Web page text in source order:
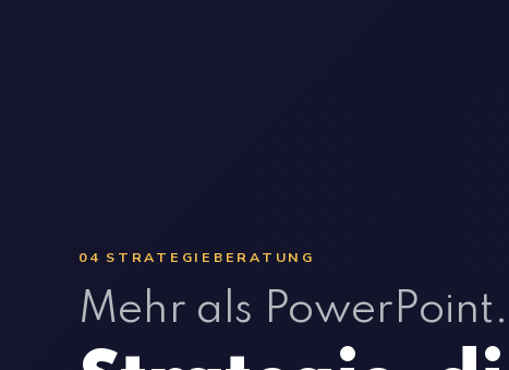
04 STRATEGIEBERATUNG
Mehr als PowerPoint.